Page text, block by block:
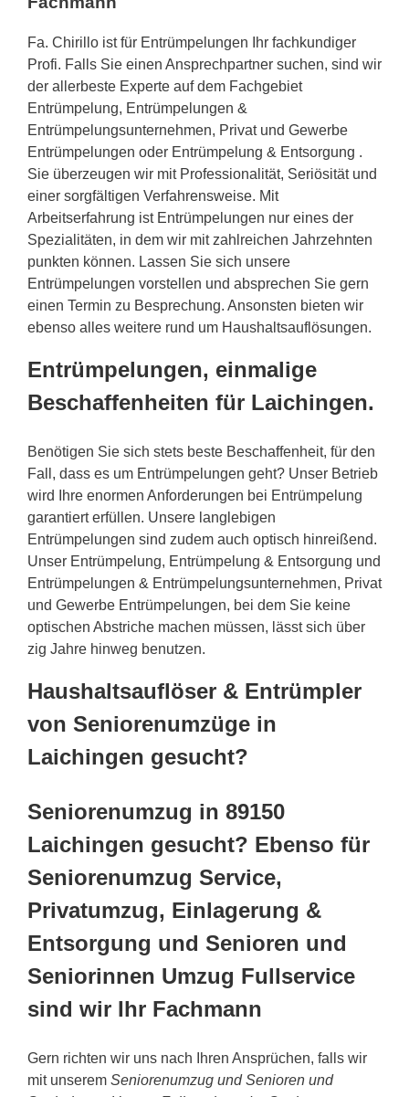
Fa. Chirillo ist für Entrümpelungen Ihr fachkundiger
Profi. Falls Sie einen Ansprechpartner suchen, sind wir
der allerbeste Experte auf dem Fachgebiet
Entrümpelung, Entrümpelungen &
Entrümpelungsunternehmen, Privat und Gewerbe
Entrümpelungen oder Entrümpelung & Entsorgung .
Sie überzeugen wir mit Professionalität, Seriösität und
einer sorgfältigen Verfahrensweise. Mit
Arbeitserfahrung ist Entrümpelungen nur eines der
Spezialitäten, in dem wir mit zahlreichen Jahrzehnten
punkten können. Lassen Sie sich unsere
Entrümpelungen vorstellen und absprechen Sie gern
einen Termin zu Besprechung. Ansonsten bieten wir
ebenso alles weitere rund um Haushaltsauflösungen.
Entrümpelungen, einmalige
Beschaffenheiten für Laichingen.
Benötigen Sie sich stets beste Beschaffenheit, für den
Fall, dass es um Entrümpelungen geht? Unser Betrieb
wird Ihre enormen Anforderungen bei Entrümpelung
garantiert erfüllen. Unsere langlebigen
Entrümpelungen sind zudem auch optisch hinreißend.
Unser Entrümpelung, Entrümpelung & Entsorgung und
Entrümpelungen & Entrümpelungsunternehmen, Privat
und Gewerbe Entrümpelungen, bei dem Sie keine
optischen Abstriche machen müssen, lässt sich über
zig Jahre hinweg benutzen.
Haushaltsauflöser & Entrümpler
von Seniorenumzüge in
Laichingen gesucht?
Seniorenumzug in 89150
Laichingen gesucht? Ebenso für
Seniorenumzug Service,
Privatumzug, Einlagerung &
Entsorgung und Senioren und
Seniorinnen Umzug Fullservice
sind wir Ihr Fachmann
Gern richten wir uns nach Ihren Ansprüchen, falls wir
mit unserem Seniorenumzug und Senioren und